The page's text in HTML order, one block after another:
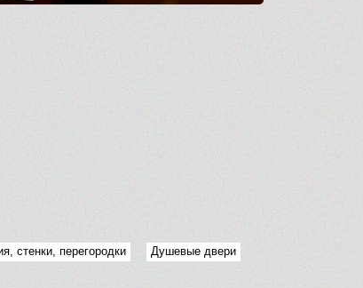
стенки, перегородки
Душевые двери